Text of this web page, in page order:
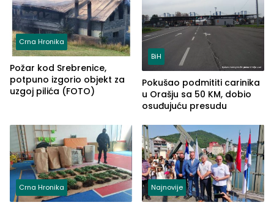
Crna Hronika
Požar kod Srebrenice,
potpuno izgorio objekt za
uzgoj pilića (FOTO)
BiH
Pokušao podmititi carinika
u Orašju sa 50 KM, dobio
osuđujuću presudu
Crna Hronika Najnovije